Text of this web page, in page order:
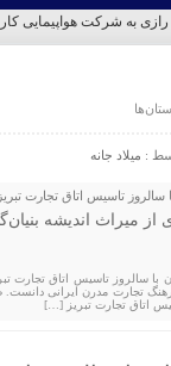
: میلاد جانه
سالروز تاسیس اتاق تجارت
میراث اندیشه
با سالروز تاسیس اتاق تجارت
تجارت مدرن ایرانی دانست.